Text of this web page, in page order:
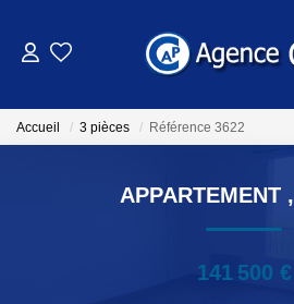
VENTES
Accueil 3 pièces Référence 3622
APPARTEMENT ,
141 500 €